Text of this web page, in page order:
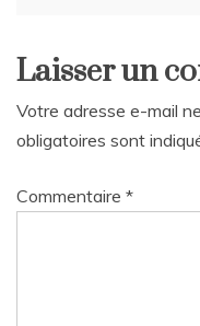
Laisser un
Votre adresse e-mail
obligatoires sont
Commentaire *